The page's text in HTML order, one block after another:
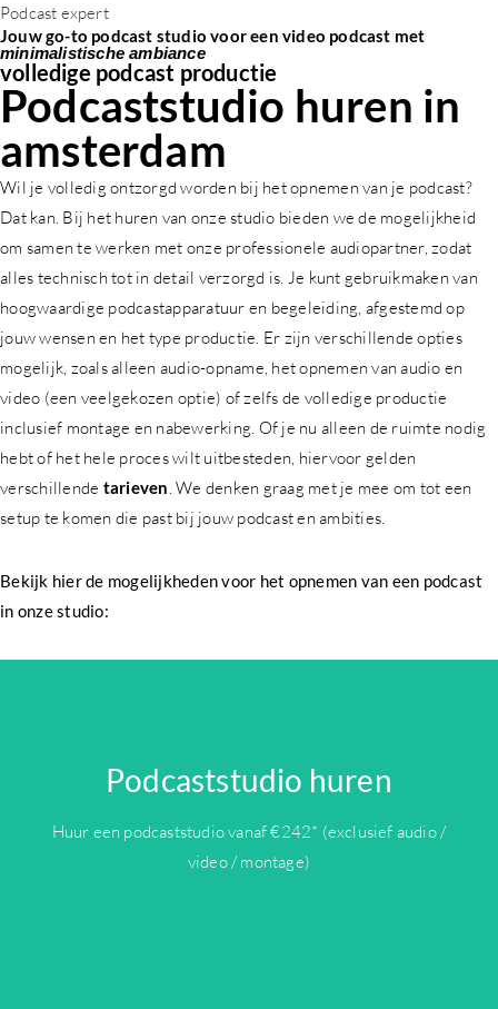
Podcast expert
Jouw go-to podcast studio voor een video podcast met
minimalistische ambiance
volledige podcast productie
Podcaststudio huren in
amsterdam
Wil je volledig ontzorgd worden bij het opnemen van je podcast?
Dat kan. Bij het huren van onze studio bieden we de mogelijkheid
om samen te werken met onze professionele audiopartner, zodat
alles technisch tot in detail verzorgd is. Je kunt gebruikmaken van
hoogwaardige podcastapparatuur en begeleiding, afgestemd op
jouw wensen en het type productie. Er zijn verschillende opties
mogelijk, zoals alleen audio-opname, het opnemen van audio en
video (een veelgekozen optie) of zelfs de volledige productie
inclusief montage en nabewerking. Of je nu alleen de ruimte nodig
hebt of het hele proces wilt uitbesteden, hiervoor gelden
verschillende tarieven . We denken graag met je mee om tot een
setup te komen die past bij jouw podcast en ambities.
Bekijk hier de mogelijkheden voor het opnemen van een podcast
in onze studio:
Podcaststudio huren
Huur een podcaststudio vanaf €242* (exclusief audio /
video / montage)